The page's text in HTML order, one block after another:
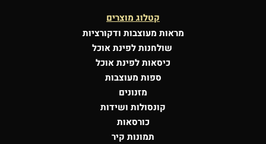
קטלוג מוצרים
מראות מעוצבות ודקורציות
שולחנות לפינת אוכל
כיסאות לפינת אוכל
ספות מעוצבות
מזנונים
קונסולות ושידות
כורסאות
תמונות קיר